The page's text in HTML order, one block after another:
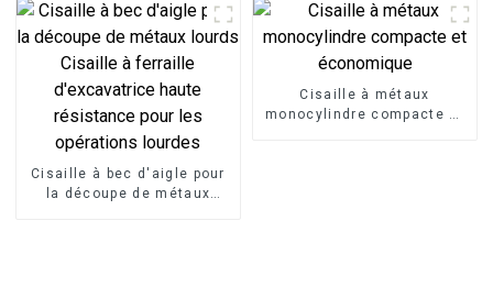
Cisaille à bec d'aigle pour
la découpe de métaux
Cisaille à métaux
monocylindre compacte et